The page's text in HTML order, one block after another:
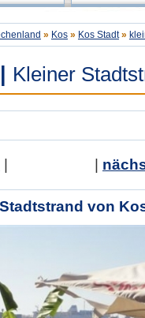
» Kos » Kos Stadt »
Kleiner
von